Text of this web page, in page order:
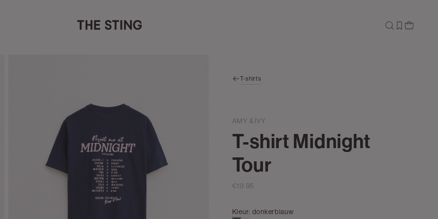
T-shirts
AMY & IVY
T-shirt Midnight
Tour
€19.95
Kleur: donkerblauw